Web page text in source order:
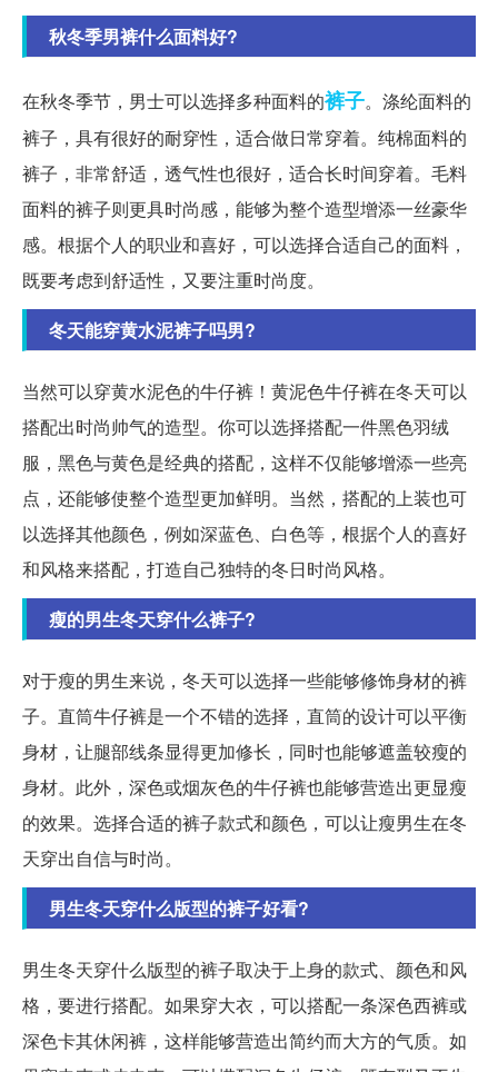
秋冬季男裤什么面料好?
在秋冬季节，男士可以选择多种面料的裤子。涤纶面料的
裤子，具有很好的耐穿性，适合做日常穿着。纯棉面料的
裤子，非常舒适，透气性也很好，适合长时间穿着。毛料
面料的裤子则更具时尚感，能够为整个造型增添一丝豪华
感。根据个人的职业和喜好，可以选择合适自己的面料，
既要考虑到舒适性，又要注重时尚度。
冬天能穿黄水泥裤子吗男?
当然可以穿黄水泥色的牛仔裤！黄泥色牛仔裤在冬天可以
搭配出时尚帅气的造型。你可以选择搭配一件黑色羽绒
服，黑色与黄色是经典的搭配，这样不仅能够增添一些亮
点，还能够使整个造型更加鲜明。当然，搭配的上装也可
以选择其他颜色，例如深蓝色、白色等，根据个人的喜好
和风格来搭配，打造自己独特的冬日时尚风格。
瘦的男生冬天穿什么裤子?
对于瘦的男生来说，冬天可以选择一些能够修饰身材的裤
子。直筒牛仔裤是一个不错的选择，直筒的设计可以平衡
身材，让腿部线条显得更加修长，同时也能够遮盖较瘦的
身材。此外，深色或烟灰色的牛仔裤也能够营造出更显瘦
的效果。选择合适的裤子款式和颜色，可以让瘦男生在冬
天穿出自信与时尚。
男生冬天穿什么版型的裤子好看?
男生冬天穿什么版型的裤子取决于上身的款式、颜色和风
格，要进行搭配。如果穿大衣，可以搭配一条深色西裤或
深色卡其休闲裤，这样能够营造出简约而大方的气质。如